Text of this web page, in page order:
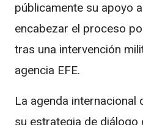
públicamente su apoyo
encabezar el proceso
tras una intervención
agencia EFE.
La agenda internacional
su estrategia de